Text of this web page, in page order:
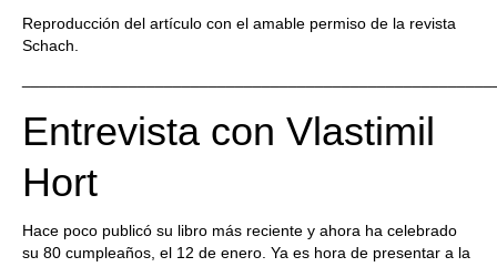
Reproducción del artículo con el amable permiso de la revista
Schach.
Entrevista con Vlastimil
Hort
Hace poco publicó su libro más reciente y ahora ha celebrado
su 80 cumpleaños, el 12 de enero. Ya es hora de presentar a la